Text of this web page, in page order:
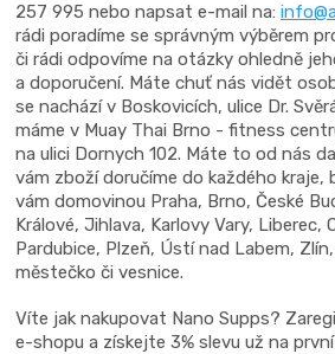
257 995 nebo napsat e-mail na:
rádi poradíme se správným výběrem
či rádi odpovíme na otázky ohledně
a doporučení. Máte chuť nás vidět
se nachází v Boskovicích, ulice Dr.
máme v Muay Thai Brno - fitness
na ulici Dornych 102. Máte to od nás
vám zboží doručíme do každého kraje,
vám domovinou Praha, Brno, České
Králové, Jihlava, Karlovy Vary, Liberec,
Pardubice, Plzeň, Ústí nad Labem,
městečko či vesnice.
Víte jak nakupovat Nano Supps?
e-shopu a získejte 3% slevu už na první